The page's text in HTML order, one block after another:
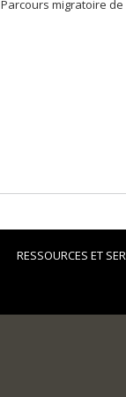
Parcours migratoire
RESSOURCES ET